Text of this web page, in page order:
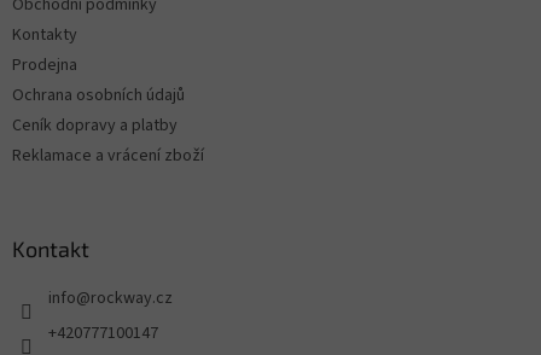
Obchodní podmínky
Kontakty
Prodejna
Ochrana osobních údajů
Ceník dopravy a platby
Reklamace a vrácení zboží
Kontakt
info@rockway.cz
+420777100147